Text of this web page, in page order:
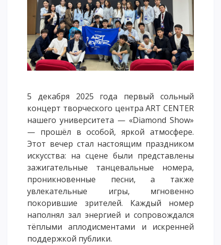
Напутствие
Международная программа АССА
Проживание и общежития
Кампус-тур
International studying
ОБРАЗОВАТЕЛЬНЫЕ ПРОГРАММЫ
Колледж
Бакалавриат
Магистратура
Второе высшее
Очное с применением дистанционных технологий
ОПЛАТИТЬ ОБУЧЕНИЕ
5 декабря 2025 года первый сольный
концерт творческого центра ART CENTER
нашего университета — «Diamond Show»
— прошёл в особой, яркой атмосфере.
Этот вечер стал настоящим праздником
искусства: на сцене были представлены
зажигательные танцевальные номера,
проникновенные песни, а также
увлекательные игры, мгновенно
покорившие зрителей. Каждый номер
наполнял зал энергией и сопровождался
тёплыми аплодисментами и искренней
поддержкой публики.